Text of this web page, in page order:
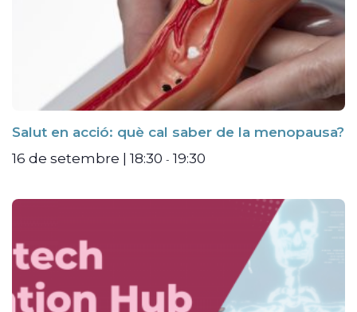
Salut en acció: què cal saber de la menopausa?
16 de setembre | 18:30 - 19:30